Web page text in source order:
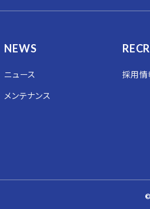
NEWS
ニュース
メンテナンス
採用情